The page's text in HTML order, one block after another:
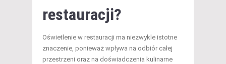
restauracji?
Oświetlenie w restauracji ma niezwykle istotne
znaczenie, ponieważ wpływa na odbiór całej
przestrzeni oraz na doświadczenia kulinarne